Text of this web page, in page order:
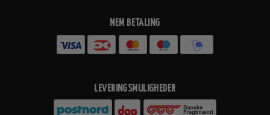
NEM BETALING
LEVERINGSMULIGHEDER